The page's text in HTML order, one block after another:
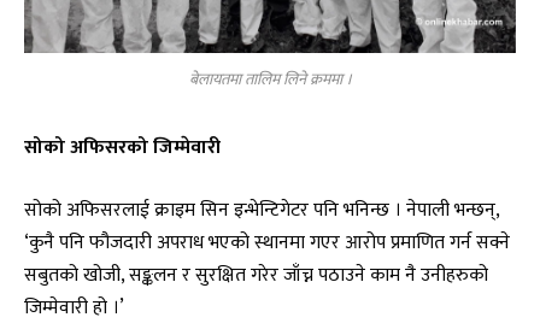
बेलायतमा तालिम लिने क्रममा ।
सोको अफिसरको जिम्मेवारी
सोको अफिसरलाई क्राइम सिन इन्भेन्टिगेटर पनि भनिन्छ । नेपाली भन्छन्,
‘कुनै पनि फौजदारी अपराध भएको स्थानमा गएर आरोप प्रमाणित गर्न सक्ने
सबुतको खोजी, सङ्कलन र सुरक्षित गरेर जाँच्न पठाउने काम नै उनीहरुको
जिम्मेवारी हो ।’